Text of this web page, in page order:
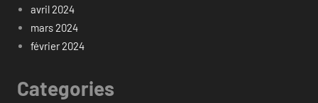
avril 2024
mars 2024
février 2024
Categories